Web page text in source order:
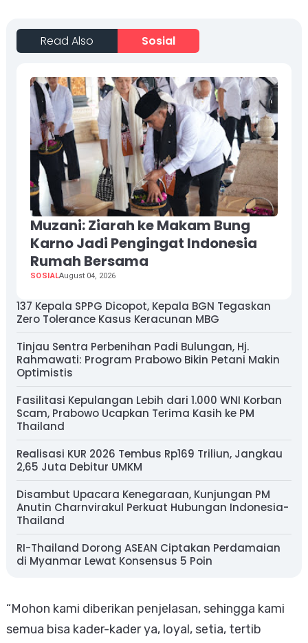
Read Also Sosial
Muzani: Ziarah ke Makam Bung
Karno Jadi Pengingat Indonesia
Rumah Bersama
SOSIALAugust 04, 2026
137 Kepala SPPG Dicopot, Kepala BGN Tegaskan
Zero Tolerance Kasus Keracunan MBG
Tinjau Sentra Perbenihan Padi Bulungan, Hj.
Rahmawati: Program Prabowo Bikin Petani Makin
Optimistis
Fasilitasi Kepulangan Lebih dari 1.000 WNI Korban
Scam, Prabowo Ucapkan Terima Kasih ke PM
Thailand
Realisasi KUR 2026 Tembus Rp169 Triliun, Jangkau
2,65 Juta Debitur UMKM
Disambut Upacara Kenegaraan, Kunjungan PM
Anutin Charnvirakul Perkuat Hubungan Indonesia-
Thailand
RI-Thailand Dorong ASEAN Ciptakan Perdamaian
di Myanmar Lewat Konsensus 5 Poin
“Mohon kami diberikan penjelasan, sehingga kami
semua bisa kader-kader ya, loyal, setia, tertib